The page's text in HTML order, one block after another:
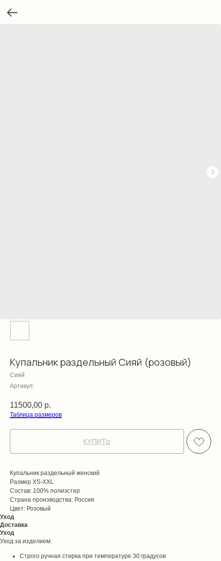
Купальник раздельный Сияй (розовый)
Сияй
Артикул:
11500,00 р.
Таблица размеров
КУПИТЬ
Купальник раздельный женский
Размер XS-XXL
Состав: 100% полиэстер
Страна производства: Россия
Цвет: Розовый
Уход
Доставка
Уход
Уход за изделием:
Строго ручная стирка при температуре 30 градусов